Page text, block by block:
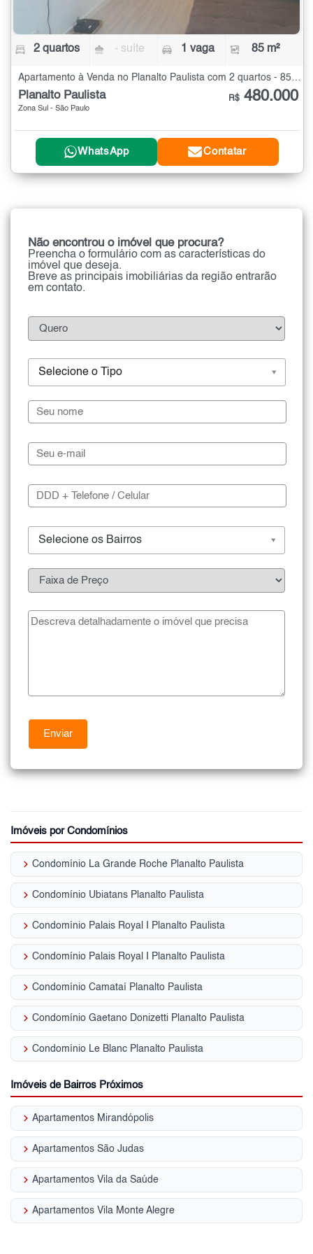
2 quartos - suíte 1 vaga 85 m²
Planalto Paulista
Zona Sul - São Paulo
R$ 480.000
WhatsApp Contatar
Não encontrou o imóvel que procura?
Preencha o formulário com as características do
imóvel que deseja.
Breve as principais imobiliárias da região entrarão
em contato.
Selecione o Tipo
Selecione os Bairros
Imóveis por Condomínios
keyboard_arrow_right Condomínio La Grande Roche Planalto Paulista
keyboard_arrow_right Condomínio Ubiatans Planalto Paulista
keyboard_arrow_right Condomínio Palais Royal I Planalto Paulista
keyboard_arrow_right Condomínio Palais Royal I Planalto Paulista
keyboard_arrow_right Condomínio Camataí Planalto Paulista
keyboard_arrow_right Condomínio Gaetano Donizetti Planalto Paulista
keyboard_arrow_right Condomínio Le Blanc Planalto Paulista
Imóveis de Bairros Próximos
keyboard_arrow_right Apartamentos Mirandópolis
keyboard_arrow_right Apartamentos São Judas
keyboard_arrow_right Apartamentos Vila da Saúde
keyboard_arrow_right Apartamentos Vila Monte Alegre